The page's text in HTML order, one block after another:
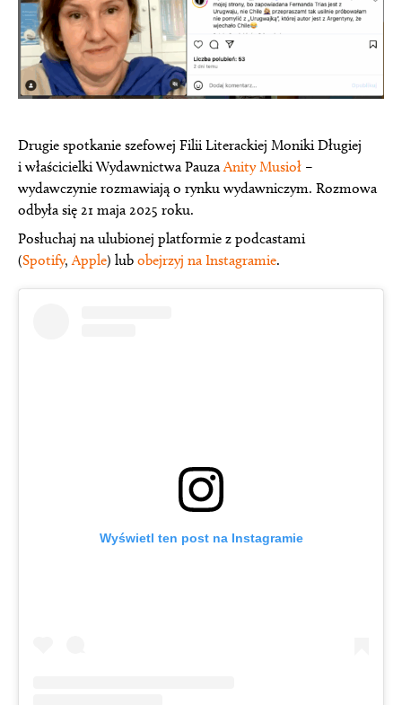
Drugie spotkanie szefowej Filii Literackiej Moniki Długiej
i właścicielki Wydawnictwa PauzaAnity Musioł –
wydawczynie rozmawiają o rynku wydawniczym. Rozmowa
odbyła się 21 maja 2025 roku.
Posłuchaj na ulubionej platformie z podcastami
(Spotify,Apple) lub obejrzyj na Instagramie.
Wyświetl ten post na Instagramie